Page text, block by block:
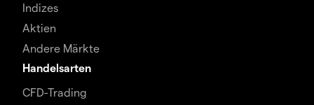
Indizes
Aktien
Andere Märkte
Handelsarten
CFD-Trading